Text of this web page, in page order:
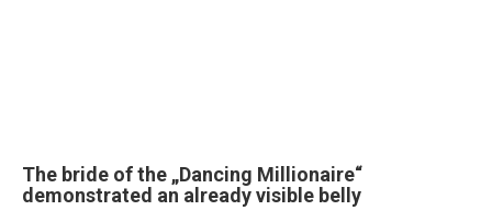
The bride of the „Dancing Millionaire“
demonstrated an already visible belly